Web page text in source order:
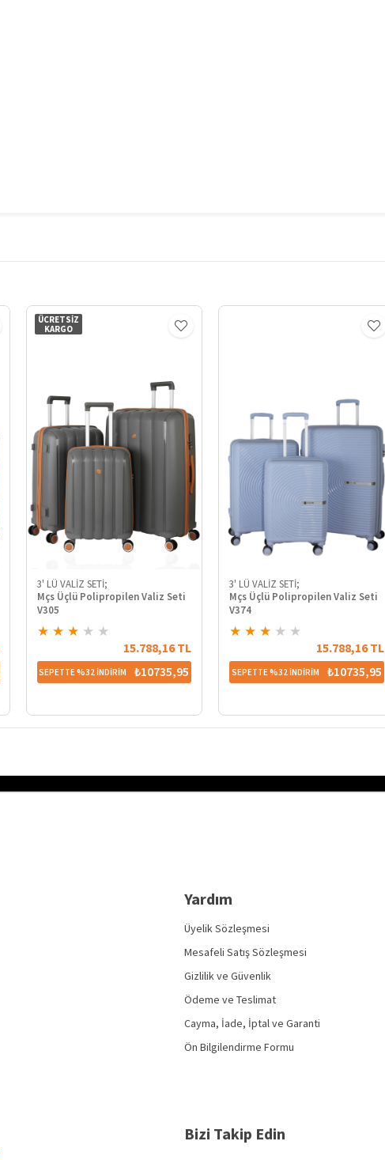
ÜCRETSIZ
KARGO
3' LÜ VALİZ SETİ;
Mçs Üçlü Polipropilen Valiz Seti
V305
★ ★ ★ ★ ★
15.788,16 TL
SEPETTE %32 İNDİRİM ₺10735,95
3' LÜ VALİZ SETİ;
Mçs Üçlü Polipropilen Valiz Seti
V374
★ ★ ★ ★ ★
15.788,16 TL
SEPETTE %32 İNDİRİM ₺10735,95
Yardım
Üyelik Sözleşmesi
Mesafeli Satış Sözleşmesi
Gizlilik ve Güvenlik
Ödeme ve Teslimat
Cayma, İade, İptal ve Garanti
Ön Bilgilendirme Formu
Bizi Takip Edin